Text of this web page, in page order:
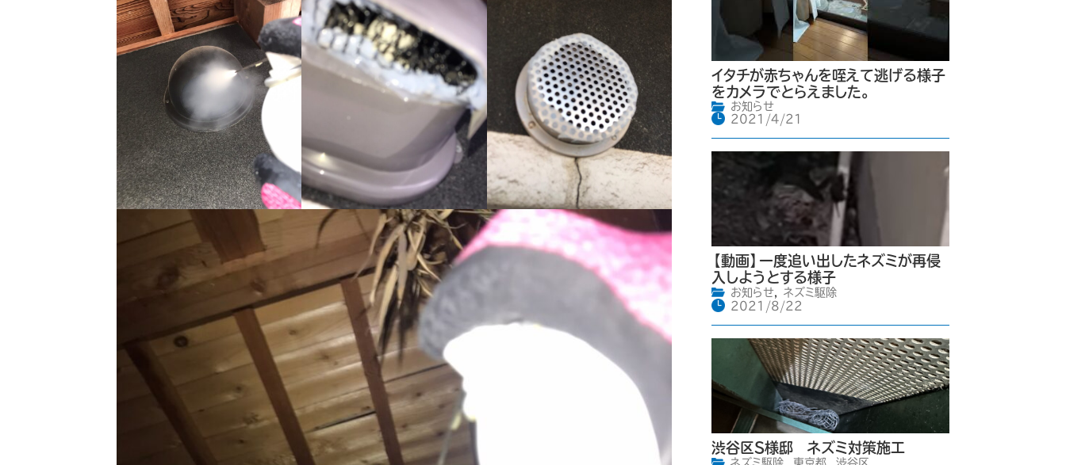
イタチが赤ちゃんを咥えて逃げる様子
をカメラでとらえました。
お知らせ
2021/4/21
【動画】一度追い出したネズミが再侵
入しようとする様子
お知らせ,
ネズミ駆除
2021/8/22
渋谷区S様邸 ネズミ対策施工
ネズミ駆除, 東京都,
渋谷区